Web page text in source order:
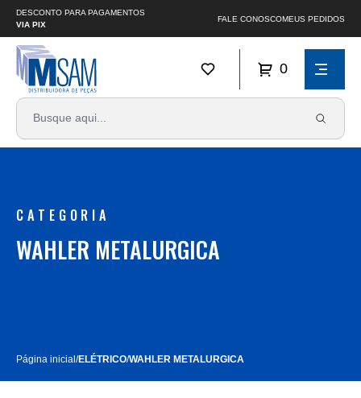
DESCONTO PARA PAGAMENTOS
VIA PIX
FALE CONOSCOMEUS PEDIDOS
0
CATEGORIA
WAHLER METALURGICA
Página inicial/ELÉTRICO/WAHLER METALURGICA